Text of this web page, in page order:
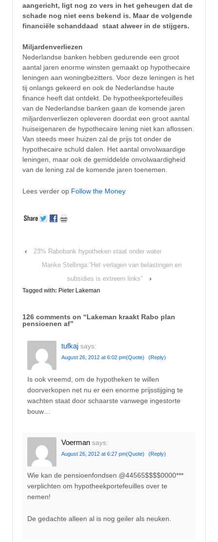
aangericht, ligt nog zo vers in het geheugen dat de
schade nog niet eens bekend is. Maar de volgende
financiële schanddaad staat alweer in de stijgers.
Miljardenverliezen
Nederlandse banken hebben gedurende een groot
aantal jaren enorme winsten gemaakt op hypothecaire
leningen aan woningbezitters. Voor deze leningen is het
tij onlangs gekeerd en ook de Nederlandse haute
finance heeft dat ontdekt. De hypotheekportefeuilles
van de Nederlandse banken gaan de komende jaren
miljardenverliezen opleveren doordat een groot aantal
huiseigenaren de hypothecaire lening niet kan aflossen.
Van steeds meer huizen zal de prijs tot onder de
hypothecaire schuld dalen. Het aantal onvolwaardige
leningen, maar ook de gemiddelde onvolwaardigheid
van de lening zal de komende jaren toenemen.
Lees verder op Follow the Money
‹
23% Rabobank hypotheken staat onder water
Marike Stellinga:”Het verlagen van belastingen en
subsidies is extreem links”
›
Tagged with: Pieter Lakeman
126 comments on “Lakeman kraakt Rabo plan
pensioenen af”
tufkaj says:
August 26, 2012 at 6:02 pm(Quote) (Reply)
Is ook vreemd, om de hypotheken te willen
doorverkopen net nu er een enorme prijsstijging te
wachten staat door schaarste vanwege ingestorte
bouw…
Voerman says:
August 26, 2012 at 6:27 pm(Quote) (Reply)
Wie kan de pensioenfondsen @44565$$$$0000***
verplichten om hypotheekportefeuilles over te
nemen!
De gedachte alleen al is nog geiler als neuken.